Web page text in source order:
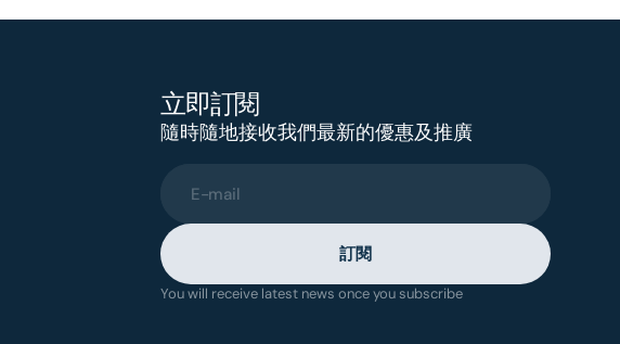
立即訂閱
隨時隨地接收我們最新的優惠及推廣
E-mail
訂閱
You will receive latest news once you subscribe